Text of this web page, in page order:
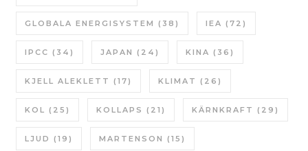
GLOBALA ENERGISYSTEM (38) IEA (72)
IPCC (34) JAPAN (24) KINA (36)
KJELL ALEKLETT (17) KLIMAT (26)
KOL (25) KOLLAPS (21) KÄRNKRAFT (29)
LJUD (19) MARTENSON (15)